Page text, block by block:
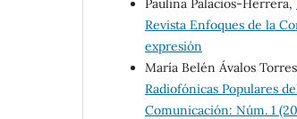
Paulina Palacios-Herrera,
Revista Enfoques de la
expresión
María Belén Ávalos
Radiofónicas Populares
Comunicación: Núm. 1